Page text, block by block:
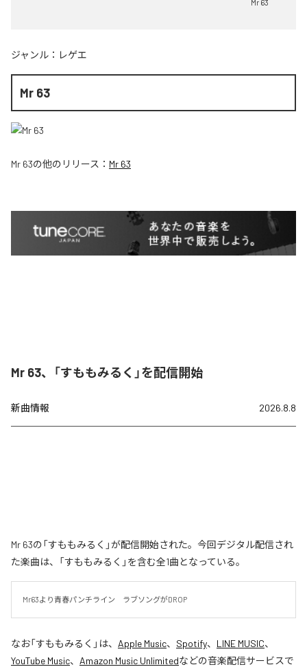
Mr 63
ジャンル： レゲエ
Mr 63
Mr 63の他のリリース： Mr 63
Mr 63、「すももみるく」を配信開始
新曲情報 2026.8.8
Mr 63の「すももみるく」が配信開始された。今回デジタル配信され
た楽曲は、「すももみるく」を含む全1曲となっている。
Mr63より青春パンチライン　ラブソングがDROP
なお「すももみるく 」は、 Apple Music、 Spotify、 LINE MUSIC、
YouTube Music、 Amazon Music Unlimitedなどの音楽配信サービスで